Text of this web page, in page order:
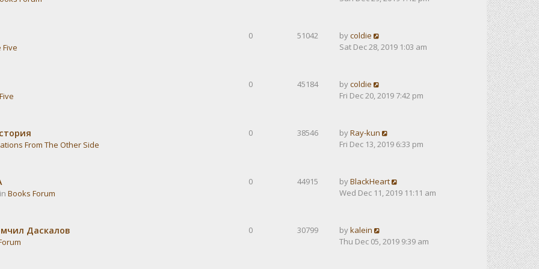
Five
0 51042 bycoldie
Sat Dec 28, 2019 1:03 am
0 45184 bycoldie
Fri Dec 20, 2019 7:42 pm
From The Other Side
0 38546 byRay-kun
Fri Dec 13, 2019 6:33 pm
Books Forum
0 44915 byBlackHeart
Wed Dec 11, 2019 11:11 am
Даскалов 0 30799 bykalein
Thu Dec 05, 2019 9:39 am